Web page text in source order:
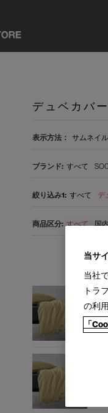
デュベカバ
表示方法： サムネイル
すべて
すべて デ
すべて 国
当サ
当社
トラ
の利
「